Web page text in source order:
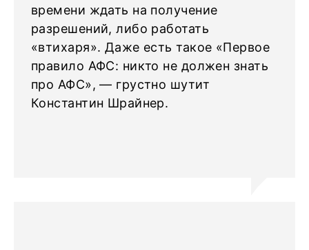
времени ждать на получение
разрешений, либо работать
«втихаря». Даже есть такое «Первое
правило АФС: никто не должен знать
про АФС», — грустно шутит
Константин Шрайнер.